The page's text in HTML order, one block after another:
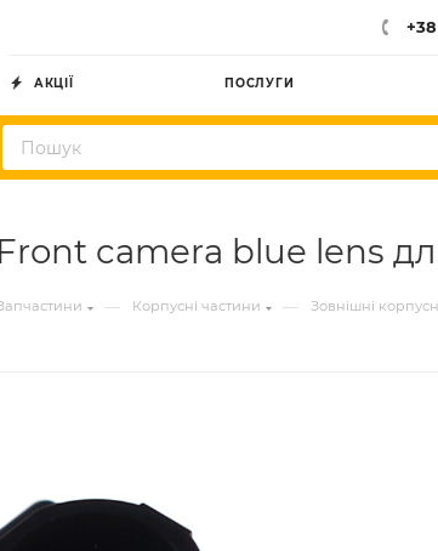
+38
АКЦІЇ ПОСЛУГИ
camera blue lens
— Корпусні частини — Зовнішні